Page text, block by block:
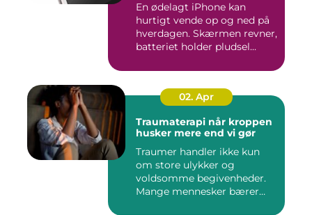
En ødelagt iPhone kan
hurtigt vende op og ned på
hverdagen. Skærmen revner,
batteriet holder pludsel...
02. Apr
Traumaterapi når kroppen
husker mere end vi gør
Traumer handler ikke kun
om store ulykker og
voldsomme begivenheder.
Mange mennesker bærer